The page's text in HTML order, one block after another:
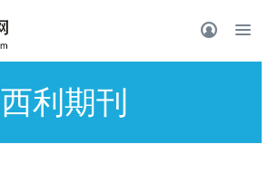
西利期刊